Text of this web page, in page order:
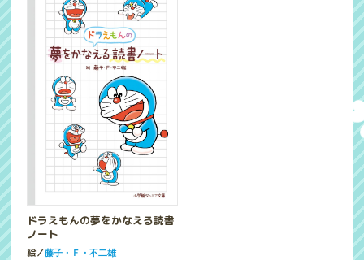
ドラえもんの夢をかなえる読書
ノート
絵／藤子・Ｆ・不二雄